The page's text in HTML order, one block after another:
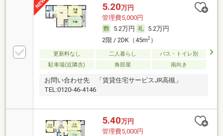
5.20万円
管理費5,000円
5.2万円
5.2万円
2階 / 2DK（45m2）
更新料なし 二人暮らし
バス・トイレ別
駐車場(近隣含)
角部屋 南向き
お問い合わせ先 「賃貸住宅サービスJR高槻」
TEL:0120-46-4146
5.40万円
管理費5,000円